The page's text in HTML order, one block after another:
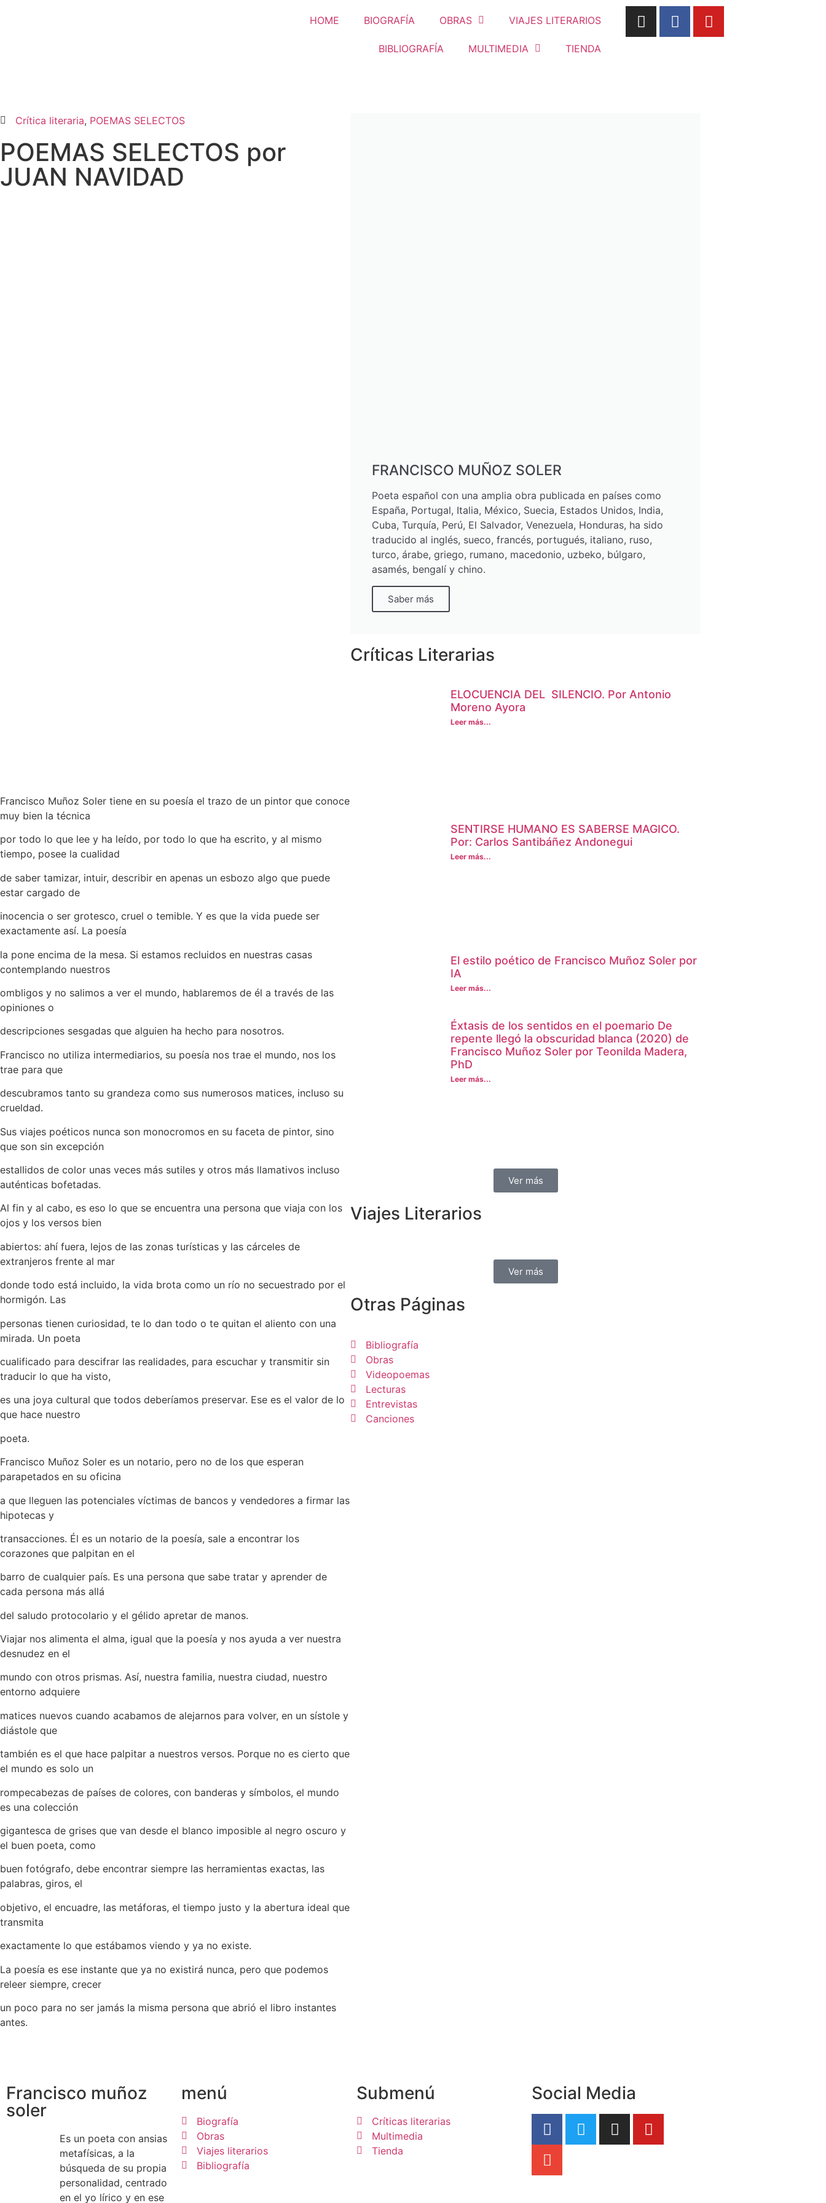
HOME BIOGRAFÍA OBRAS VIAJES LITERARIOS
BIBLIOGRAFÍA MULTIMEDIA TIENDA
Crítica literaria, POEMAS SELECTOS
POEMAS SELECTOS por
JUAN NAVIDAD
Francisco Muñoz Soler tiene en su poesía el trazo de un pintor que conoce
muy bien la técnica
por todo lo que lee y ha leído, por todo lo que ha escrito, y al mismo
tiempo, posee la cualidad
de saber tamizar, intuir, describir en apenas un esbozo algo que puede
estar cargado de
inocencia o ser grotesco, cruel o temible. Y es que la vida puede ser
exactamente así. La poesía
la pone encima de la mesa. Si estamos recluidos en nuestras casas
contemplando nuestros
ombligos y no salimos a ver el mundo, hablaremos de él a través de las
opiniones o
descripciones sesgadas que alguien ha hecho para nosotros.
Francisco no utiliza intermediarios, su poesía nos trae el mundo, nos los
trae para que
descubramos tanto su grandeza como sus numerosos matices, incluso su
crueldad.
Sus viajes poéticos nunca son monocromos en su faceta de pintor, sino
que son sin excepción
estallidos de color unas veces más sutiles y otros más llamativos incluso
auténticas bofetadas.
Al fin y al cabo, es eso lo que se encuentra una persona que viaja con los
ojos y los versos bien
abiertos: ahí fuera, lejos de las zonas turísticas y las cárceles de
extranjeros frente al mar
donde todo está incluido, la vida brota como un río no secuestrado por el
hormigón. Las
personas tienen curiosidad, te lo dan todo o te quitan el aliento con una
mirada. Un poeta
cualificado para descifrar las realidades, para escuchar y transmitir sin
traducir lo que ha visto,
es una joya cultural que todos deberíamos preservar. Ese es el valor de lo
que hace nuestro
poeta.
Francisco Muñoz Soler es un notario, pero no de los que esperan
parapetados en su oficina
a que lleguen las potenciales víctimas de bancos y vendedores a firmar las
hipotecas y
transacciones. Él es un notario de la poesía, sale a encontrar los
corazones que palpitan en el
barro de cualquier país. Es una persona que sabe tratar y aprender de
cada persona más allá
del saludo protocolario y el gélido apretar de manos.
Viajar nos alimenta el alma, igual que la poesía y nos ayuda a ver nuestra
desnudez en el
mundo con otros prismas. Así, nuestra familia, nuestra ciudad, nuestro
entorno adquiere
matices nuevos cuando acabamos de alejarnos para volver, en un sístole y
diástole que
también es el que hace palpitar a nuestros versos. Porque no es cierto que
el mundo es solo un
rompecabezas de países de colores, con banderas y símbolos, el mundo
es una colección
gigantesca de grises que van desde el blanco imposible al negro oscuro y
el buen poeta, como
buen fotógrafo, debe encontrar siempre las herramientas exactas, las
palabras, giros, el
objetivo, el encuadre, las metáforas, el tiempo justo y la abertura ideal que
transmita
exactamente lo que estábamos viendo y ya no existe.
La poesía es ese instante que ya no existirá nunca, pero que podemos
releer siempre, crecer
un poco para no ser jamás la misma persona que abrió el libro instantes
antes.
FRANCISCO MUÑOZ SOLER
Poeta español con una amplia obra publicada en países como
España, Portugal, Italia, México, Suecia, Estados Unidos, India,
Cuba, Turquía, Perú, El Salvador, Venezuela, Honduras, ha sido
traducido al inglés, sueco, francés, portugués, italiano, ruso,
turco, árabe, griego, rumano, macedonio, uzbeko, búlgaro,
asamés, bengalí y chino.
Saber más
Críticas Literarias
ELOCUENCIA DEL SILENCIO. Por Antonio
Moreno Ayora
Leer más...
SENTIRSE HUMANO ES SABERSE MAGICO.
Por: Carlos Santibáñez Andonegui
Leer más...
El estilo poético de Francisco Muñoz Soler por
IA
Leer más...
Éxtasis de los sentidos en el poemario De
repente llegó la obscuridad blanca (2020) de
Francisco Muñoz Soler por Teonilda Madera,
PhD
Leer más...
Ver más
Viajes Literarios
Ver más
Otras Páginas
Bibliografía
Obras
Videopoemas
Lecturas
Entrevistas
Canciones
Francisco muñoz
soler
Es un poeta con ansias
metafísicas, a la
búsqueda de su propia
personalidad, centrado
en el yo lírico y en ese
menú
Biografía
Obras
Viajes literarios
Bibliografía
Submenú
Críticas literarias
Multimedia
Tienda
Social Media